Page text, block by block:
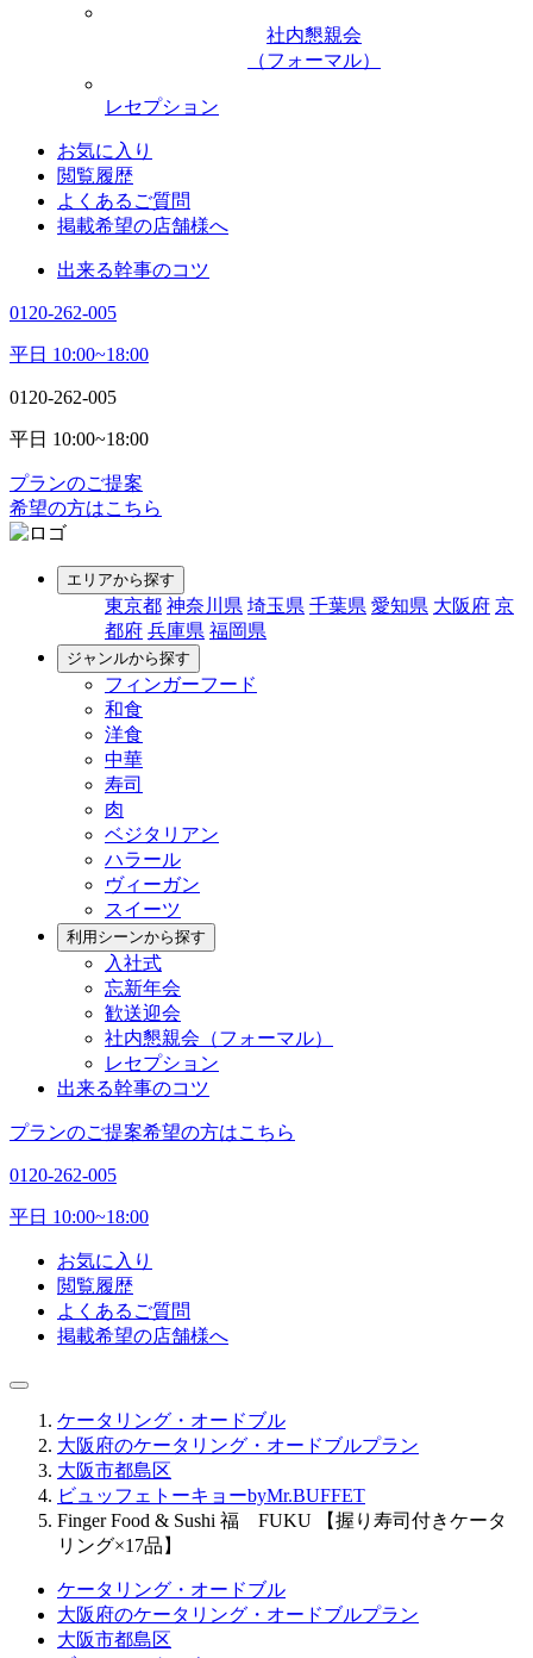
社内懇親会
（フォーマル）
レセプション
お気に入り
閲覧履歴
よくあるご質問
掲載希望の店舗様へ
出来る幹事のコツ
0120-262-005
平日 10:00~18:00
0120-262-005
平日 10:00~18:00
プランのご提案
希望の方はこちら
エリアから探す
東京都 神奈川県 埼玉県 千葉県 愛知県 大阪府 京
都府 兵庫県 福岡県
ジャンルから探す
フィンガーフード
和食
洋食
中華
寿司
肉
ベジタリアン
ハラール
ヴィーガン
スイーツ
利用シーンから探す
入社式
忘新年会
歓送迎会
社内懇親会（フォーマル）
レセプション
出来る幹事のコツ
プランのご提案希望の方はこちら
0120-262-005
平日 10:00~18:00
お気に入り
閲覧履歴
よくあるご質問
掲載希望の店舗様へ
ケータリング・オードブル
大阪府のケータリング・オードブルプラン
大阪市都島区
ビュッフェトーキョーbyMr.BUFFET
Finger Food & Sushi 福 FUKU 【握り寿司付きケータ
リング×17品】
ケータリング・オードブル
大阪府のケータリング・オードブルプラン
大阪市都島区